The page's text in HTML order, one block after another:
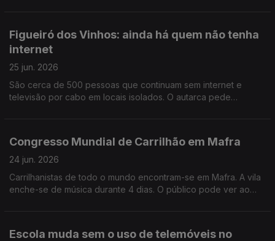
Figueiró dos Vinhos: ainda há quem não tenha
internet
25 jun. 2026
São cerca de 500 pessoas que continuam sem internet e
televisão por cabo em locais isolados. O autarca pede
Congresso Mundial de Carrilhão em Mafra
24 jun. 2026
Carrilhanistas de todo o mundo encontram-se em Mafra. A vila
enche-se de música durante 4 dias. O público pode ver ao
Escola muda sem o uso de telemóveis no